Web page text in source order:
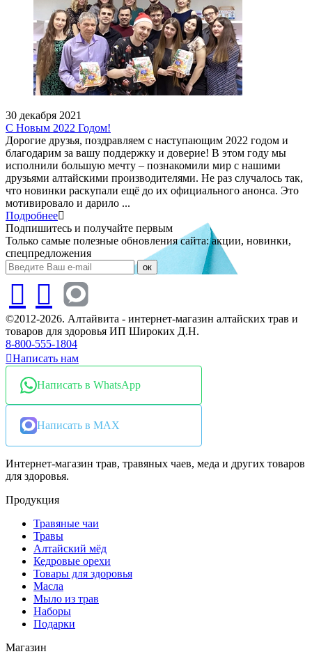
30 декабря 2021
С Новым 2022 Годом!
Дорогие друзья, поздравляем с наступающим 2022 годом и
благодарим за вашу поддержку и доверие! В этом году мы
исполнили большую мечту – познакомили мир с нашими
друзьями алтайскими производителями. Не раз случалось так,
что новинки раскупали ещё до их официального анонса. Это
мотивировало и дарило ...
Подробнее
Подпишитесь и получайте первым
Только самые полезные обновления сайта: акции, новинки,
спецпредложения
ок
©2012-2026. Алтайвита - интернет-магазин алтайских трав и
товаров для здоровья ИП Широких Д.Н.
8-800-555-1804
Написать нам
Написать в WhatsApp
Написать в MAX
Интернет-магазин трав, травяных чаев, меда и других товаров
для здоровья.
Продукция
Травяные чаи
Травы
Алтайский мёд
Кедровые орехи
Товары для здоровья
Масла
Мыло из трав
Наборы
Подарки
Магазин